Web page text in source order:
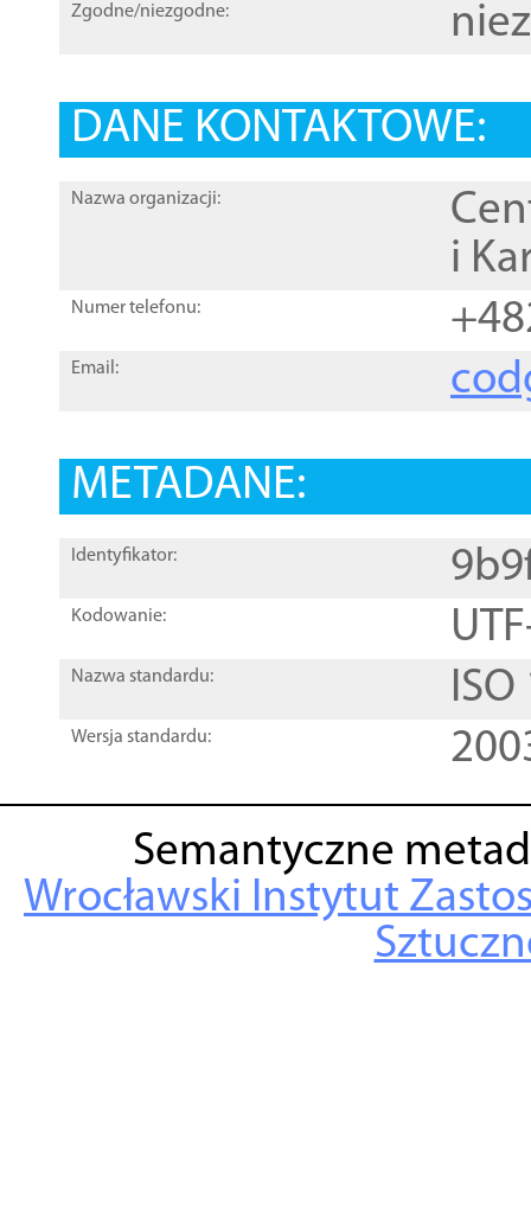
Zgodne/niezgodne:
DANE KONTAKTOWE:
Nazwa organizacji:
i
Numer telefonu:
Email:
METADANE:
Identyfikator:
Kodowanie:
Nazwa standardu:
Wersja standardu:
Semantyczne
Wrocławski Instytut